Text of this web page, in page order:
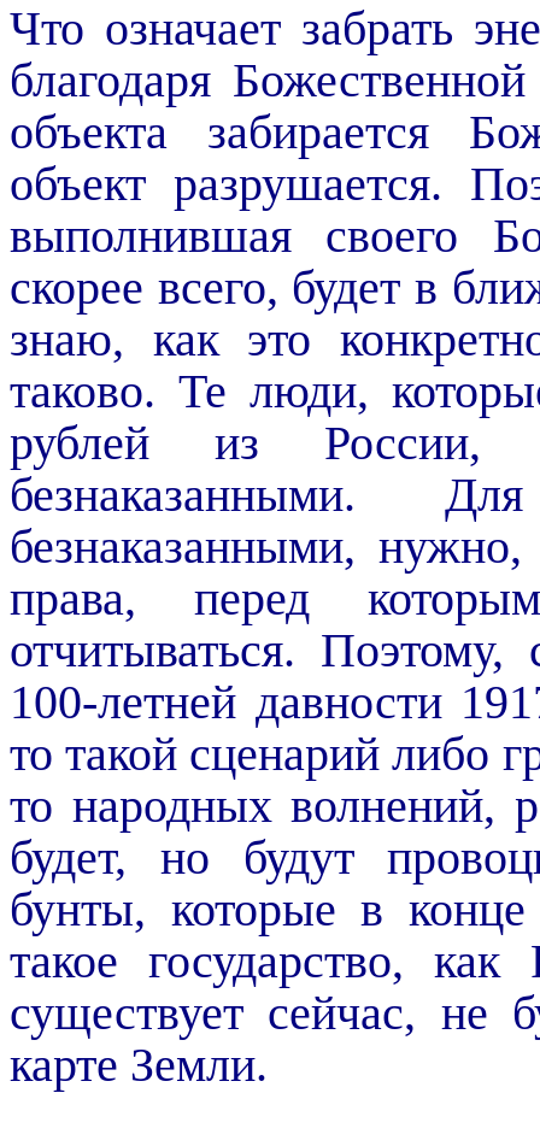
Что означает забрать
благодаря
объекта забирается
объект разрушается.
выполнившая своего
скорее всего, будет в
знаю, как это
таково. Те люди,
рублей из России,
безнаказанными.
безнаказанными,
права, перед
отчитываться. Поэтому,
100-летней давности
то такой сценарий либо
то народных волнений,
будет, но будут
бунты, которые в
такое государство,
существует сейчас, не
карте Земли.